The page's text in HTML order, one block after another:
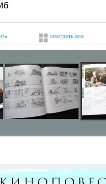
смотреть все